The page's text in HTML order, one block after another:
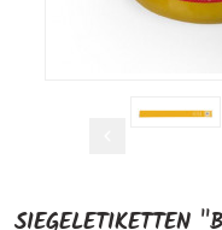
SIEGELETIKETTEN